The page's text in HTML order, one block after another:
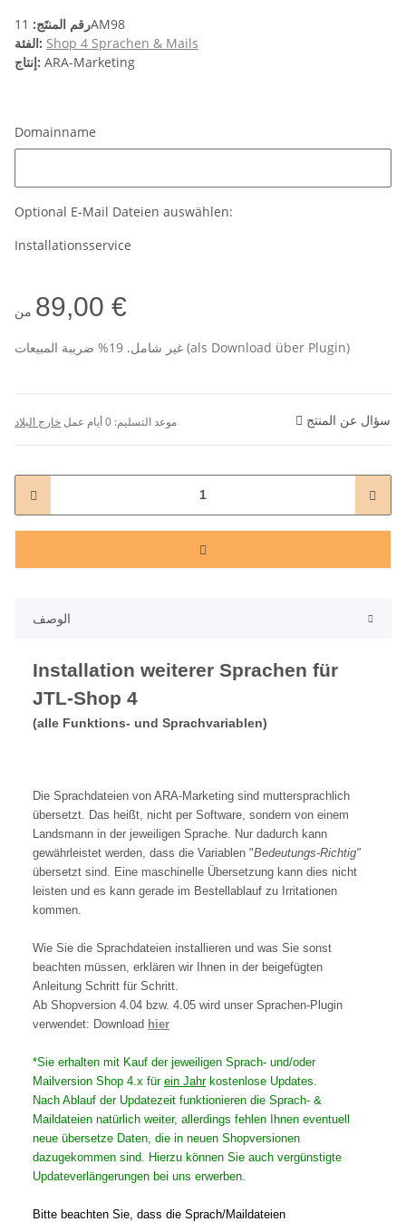
رقم المنتَج:11AM98
الفئة: Shop 4 Sprachen & Mails
إنتاج: ARA-Marketing
Domainname
Optional E-Mail Dateien auswählen:
Installationsservice
89,00 €
غير شامل. 19% ضريبة المبيعات (als Download über Plugin)
موعد التسليم: 0 أيام عمل خارج البلاد سؤال عن المنتج
الوصف
Installation weiterer Sprachen für
JTL-Shop 4
(alle Funktions- und Sprachvariablen)
Die Sprachdateien von ARA-Marketing sind muttersprachlich
übersetzt. Das heißt, nicht per Software, sondern von einem
Landsmann in der jeweiligen Sprache. Nur dadurch kann
gewährleistet werden, dass die Variablen "Bedeutungs-Richtig"
übersetzt sind. Eine maschinelle Übersetzung kann dies nicht
leisten und es kann gerade im Bestellablauf zu Irritationen
kommen.
Wie Sie die Sprachdateien installieren und was Sie sonst
beachten müssen, erklären wir Ihnen in der beigefügten
Anleitung Schritt für Schritt.
Ab Shopversion 4.04 bzw. 4.05 wird unser Sprachen-Plugin
verwendet: Download hier
*Sie erhalten mit Kauf der jeweiligen Sprach- und/oder
Mailversion Shop 4.x für ein Jahrkostenlose Updates.
Nach Ablauf der Updatezeit funktionieren die Sprach- &
Maildateien natürlich weiter, allerdings fehlen Ihnen eventuell
neue übersetze Daten, die in neuen Shopversionen
dazugekommen sind. Hierzu können Sie auch vergünstigte
Updateverlängerungen bei uns erwerben.
Bitte beachten Sie, dass die Sprach/Maildateien